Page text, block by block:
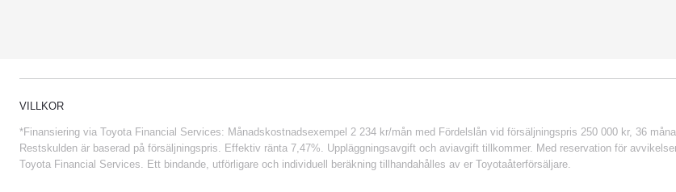
VILLKOR
*Finansiering via Toyota Financial Services: Månadskostnadsexempel 2 234 kr/mån med Fördelslån vid försäljningspris 250 000 kr, 36
Restskulden är baserad på försäljningspris. Effektiv ränta 7,47%. Uppläggningsavgift och aviavgift tillkommer. Med reservation för
Toyota Financial Services. Ett bindande, utförligare och individuell beräkning tillhandahålles av er Toyotaåterförsäljare.